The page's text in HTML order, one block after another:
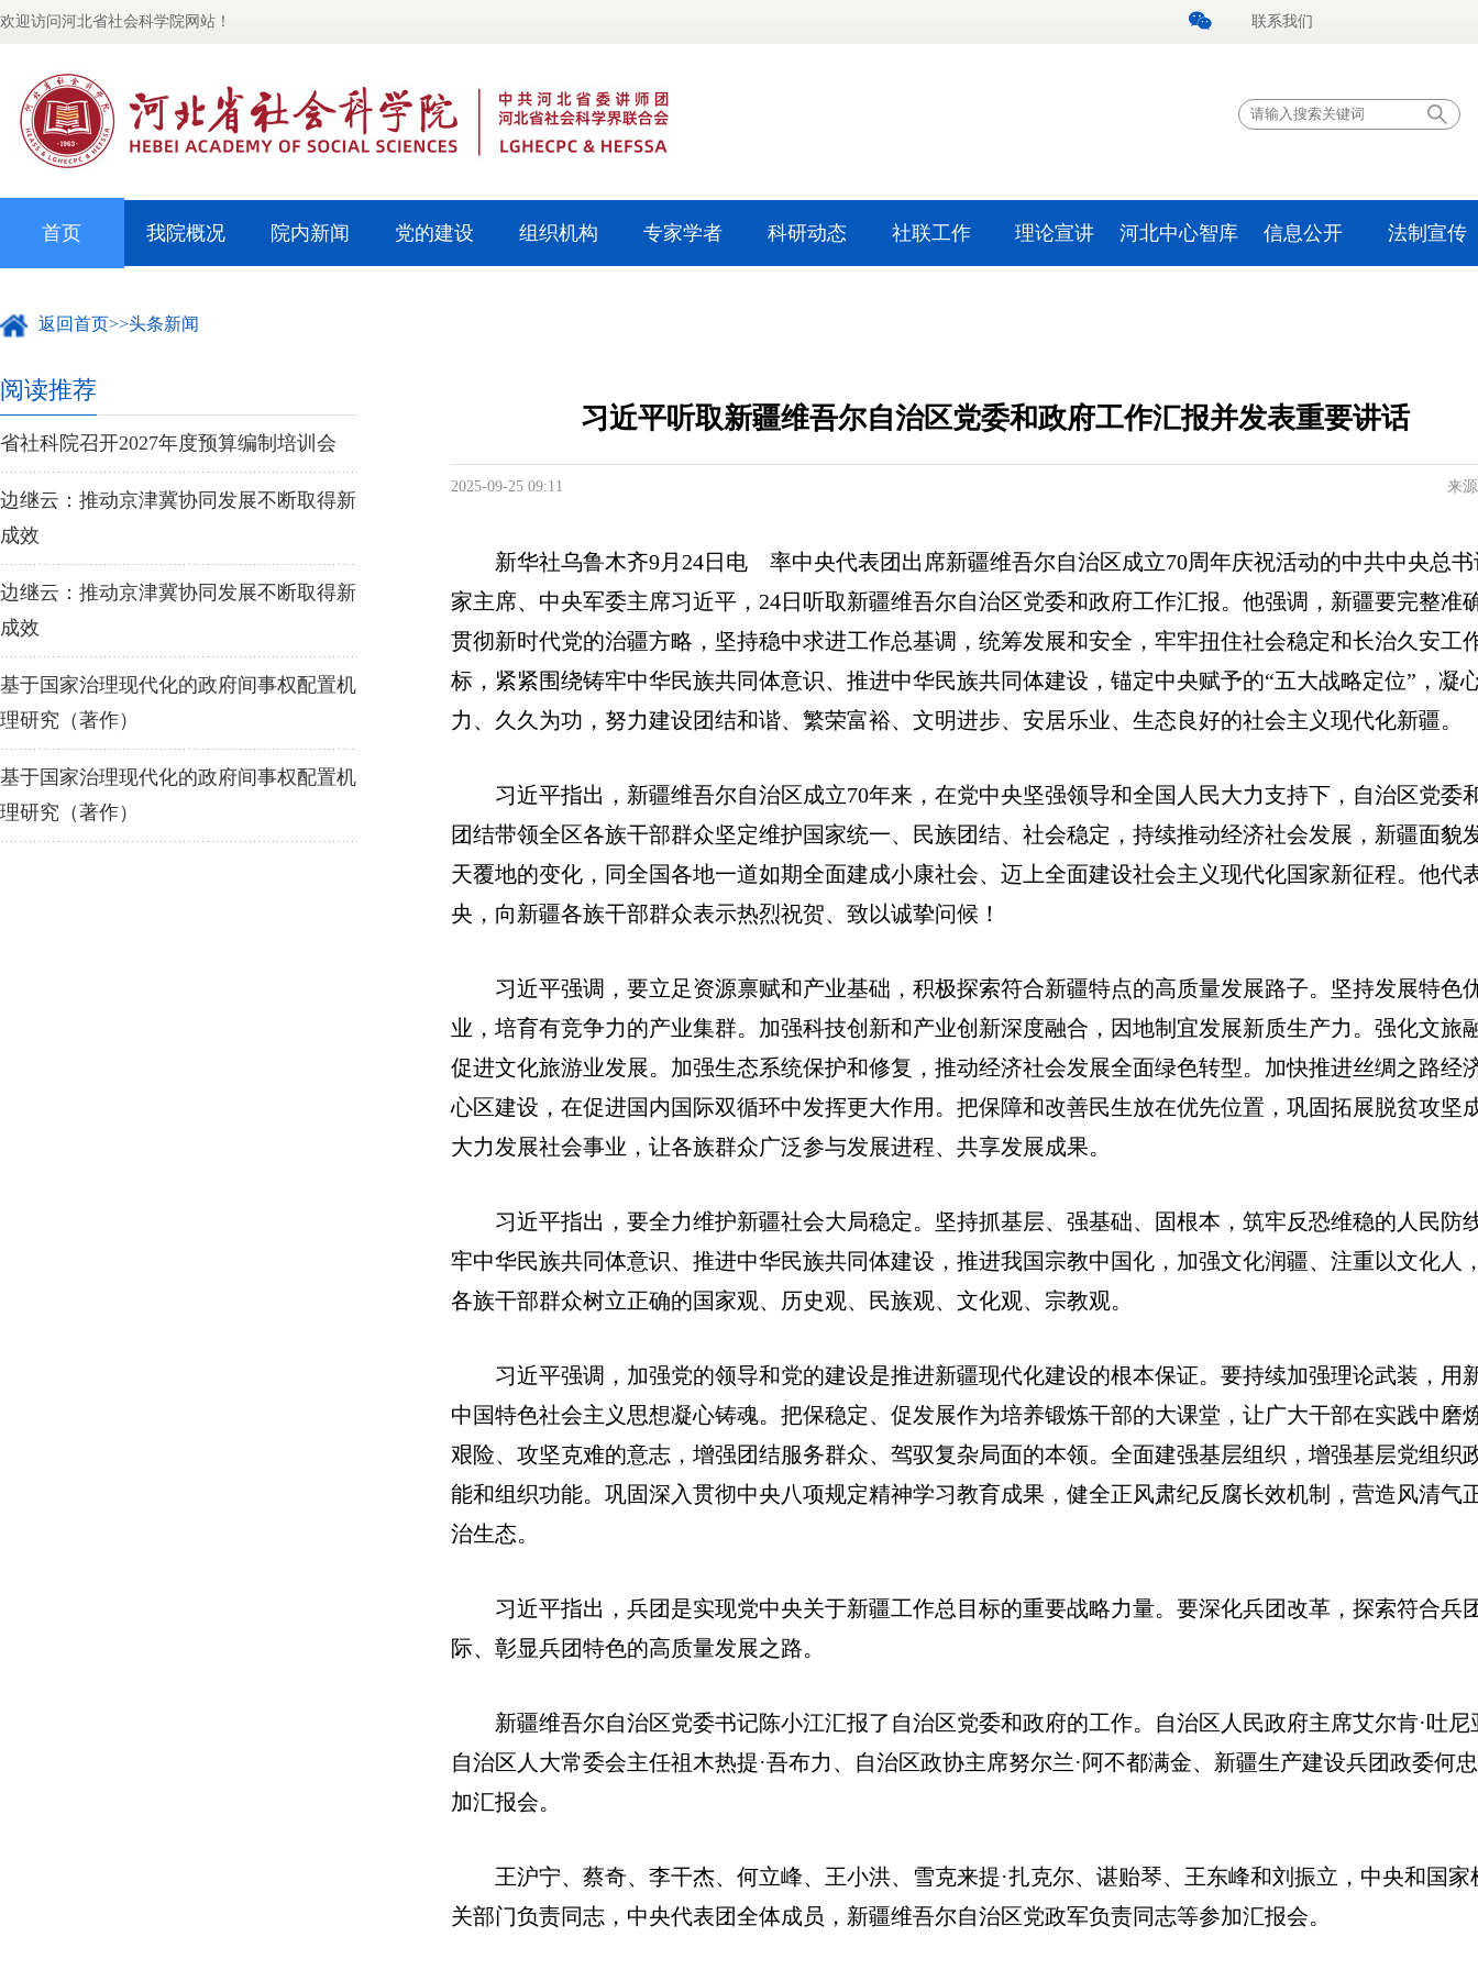
欢迎访问河北省社会科学院网站！ 联系我们
首页 我院概况 院内新闻 党的建设 组织机构 专家学者 科研动态 社联工作 理论宣讲 河北中心智库 信息公开 法制宣传
返回首页>>头条新闻
习近平听取新疆维吾尔自治区党委和政府工作汇报并发表重要讲话
2025-09-25 09:11 来
新华社乌鲁木齐9月24日电 率中央代表团出席新疆维吾尔自治区成立70周年庆祝活动的中共中央总
家主席、中央军委主席习近平，24日听取新疆维吾尔自治区党委和政府工作汇报。他强调，新疆要完整准
贯彻新时代党的治疆方略，坚持稳中求进工作总基调，统筹发展和安全，牢牢扭住社会稳定和长治久安工
标，紧紧围绕铸牢中华民族共同体意识、推进中华民族共同体建设，锚定中央赋予的“五大战略定位”，凝
力、久久为功，努力建设团结和谐、繁荣富裕、文明进步、安居乐业、生态良好的社会主义现代化新疆。
习近平指出，新疆维吾尔自治区成立70年来，在党中央坚强领导和全国人民大力支持下，自治区党委
团结带领全区各族干部群众坚定维护国家统一、民族团结、社会稳定，持续推动经济社会发展，新疆面貌
天覆地的变化，同全国各地一道如期全面建成小康社会、迈上全面建设社会主义现代化国家新征程。他代
央，向新疆各族干部群众表示热烈祝贺、致以诚挚问候！
习近平强调，要立足资源禀赋和产业基础，积极探索符合新疆特点的高质量发展路子。坚持发展特色
业，培育有竞争力的产业集群。加强科技创新和产业创新深度融合，因地制宜发展新质生产力。强化文旅
促进文化旅游业发展。加强生态系统保护和修复，推动经济社会发展全面绿色转型。加快推进丝绸之路经
心区建设，在促进国内国际双循环中发挥更大作用。把保障和改善民生放在优先位置，巩固拓展脱贫攻坚
大力发展社会事业，让各族群众广泛参与发展进程、共享发展成果。
习近平指出，要全力维护新疆社会大局稳定。坚持抓基层、强基础、固根本，筑牢反恐维稳的人民防
牢中华民族共同体意识、推进中华民族共同体建设，推进我国宗教中国化，加强文化润疆、注重以文化人
各族干部群众树立正确的国家观、历史观、民族观、文化观、宗教观。
习近平强调，加强党的领导和党的建设是推进新疆现代化建设的根本保证。要持续加强理论武装，用
中国特色社会主义思想凝心铸魂。把保稳定、促发展作为培养锻炼干部的大课堂，让广大干部在实践中磨
艰险、攻坚克难的意志，增强团结服务群众、驾驭复杂局面的本领。全面建强基层组织，增强基层党组织
能和组织功能。巩固深入贯彻中央八项规定精神学习教育成果，健全正风肃纪反腐长效机制，营造风清气
治生态。
习近平指出，兵团是实现党中央关于新疆工作总目标的重要战略力量。要深化兵团改革，探索符合兵
际、彰显兵团特色的高质量发展之路。
新疆维吾尔自治区党委书记陈小江汇报了自治区党委和政府的工作。自治区人民政府主席艾尔肯·吐尼
自治区人大常委会主任祖木热提·吾布力、自治区政协主席努尔兰·阿不都满金、新疆生产建设兵团政委何
加汇报会。
王沪宁、蔡奇、李干杰、何立峰、王小洪、雪克来提·扎克尔、谌贻琴、王东峰和刘振立，中央和国家
关部门负责同志，中央代表团全体成员，新疆维吾尔自治区党政军负责同志等参加汇报会。
阅读推荐
省社科院召开2027年度预算编制培训会
边继云：推动京津冀协同发展不断取得新
成效
边继云：推动京津冀协同发展不断取得新
成效
基于国家治理现代化的政府间事权配置机
理研究（著作）
基于国家治理现代化的政府间事权配置机
理研究（著作）